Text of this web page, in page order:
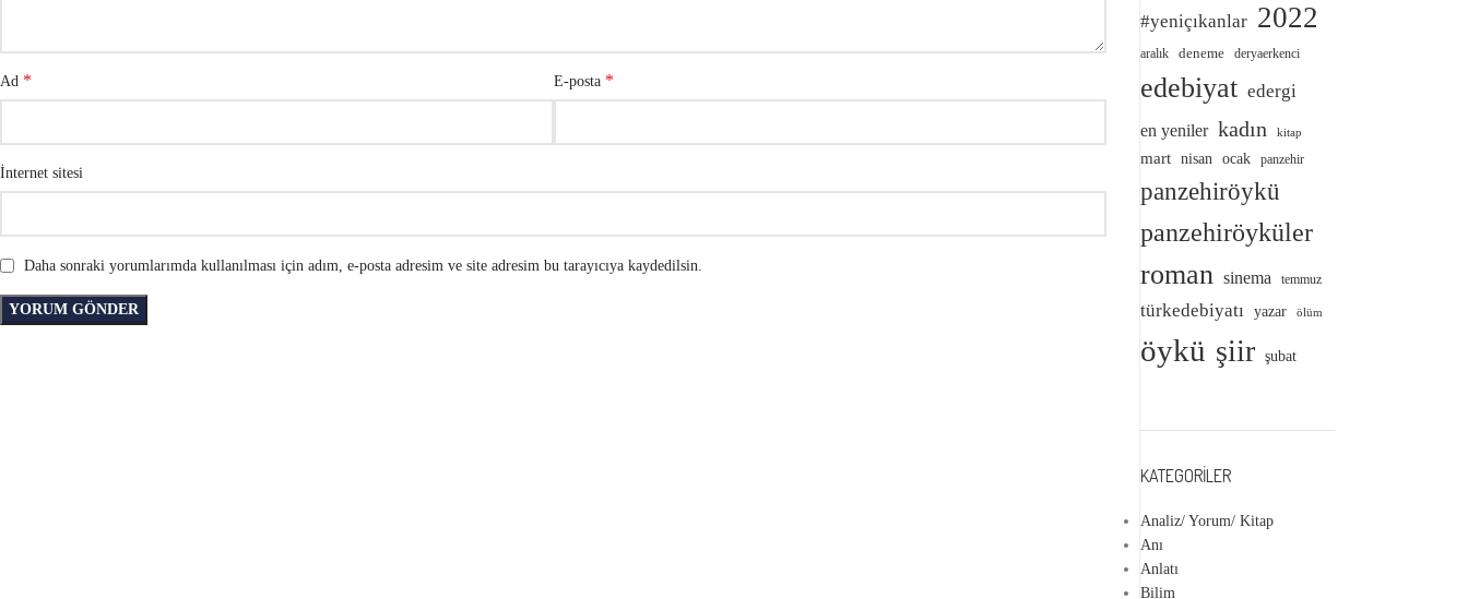
Ad * E-posta *
İnternet sitesi
Daha sonraki yorumlarımda kullanılması için adım, e-posta adresim ve site adresim bu tarayıcıya kaydedilsin.
#yeniçıkanlar 2022
aralık deneme deryaerkenci
edebiyat edergi
en yeniler kadın kitap
mart nisan ocak panzehir
panzehiröykü
panzehiröyküler
roman sinema temmuz
türkedebiyatı yazar ölüm
öykü şiir şubat
KATEGORILER
Analiz/ Yorum/ Kitap
Anı
Anlatı
Bilim